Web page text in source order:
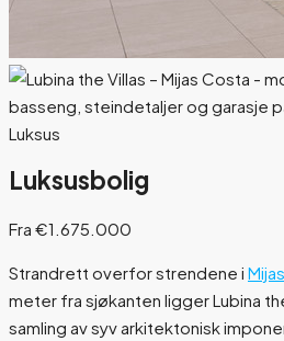
Luksus
Luksusbolig
Fra €1.675.000
Strandrett overfor strendene i
meter fra sjøkanten ligger Lubina
samling av syv arkitektonisk